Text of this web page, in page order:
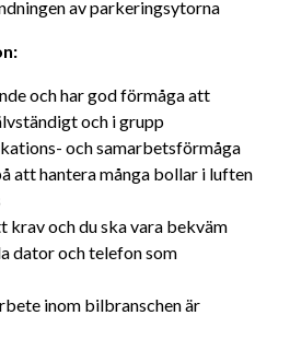
av parkeringsytorna
och har god förmåga att
och i grupp
och samarbetsförmåga
att hantera många bollar i luften
och du ska vara bekväm
dator och telefon som
inom bilbranschen är